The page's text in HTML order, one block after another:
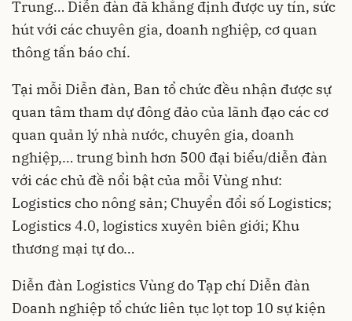
Trung… Diễn đàn đã khẳng định được uy tín, sức
hút với các chuyên gia, doanh nghiệp, cơ quan
thông tấn báo chí.
Tại mỗi Diễn đàn, Ban tổ chức đều nhận được sự
quan tâm tham dự đông đảo của lãnh đạo các cơ
quan quản lý nhà nước, chuyên gia, doanh
nghiệp,… trung bình hơn 500 đại biểu/diễn đàn
với các chủ đề nổi bật của mỗi Vùng như:
Logistics cho nông sản; Chuyển đổi số Logistics;
Logistics 4.0, logistics xuyên biên giới; Khu
thương mại tự do…
Diễn đàn Logistics Vùng do Tạp chí Diễn đàn
Doanh nghiệp tổ chức liên tục lọt top 10 sự kiện